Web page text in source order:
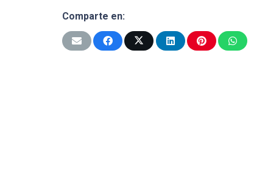
Comparte en: